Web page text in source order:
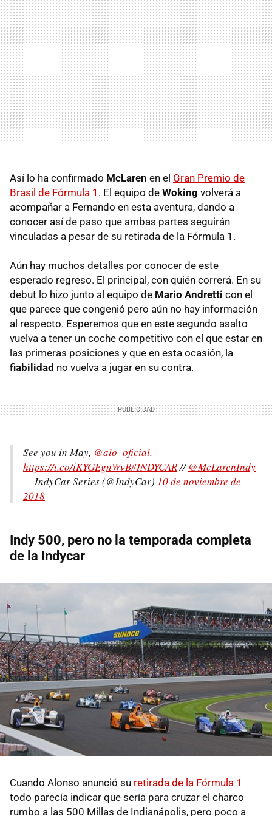
Así lo ha confirmado McLaren en el Gran Premio de
Brasil de Fórmula 1 . El equipo de Woking volverá a
acompañar a Fernando en esta aventura, dando a
conocer así de paso que ambas partes seguirán
vinculadas a pesar de su retirada de la Fórmula 1.
Aún hay muchos detalles por conocer de este
esperado regreso. El principal, con quién correrá. En su
debut lo hizo junto al equipo de Mario Andretti con el
que parece que congenió pero aún no hay información
al respecto. Esperemos que en este segundo asalto
vuelva a tener un coche competitivo con el que estar en
las primeras posiciones y que en esta ocasión, la
fiabilidad no vuelva a jugar en su contra.
See you in May, @alo_oficial.
https://t.co/iKYGEgnWvB#INDYCAR//@McLarenIndy
— IndyCar Series (@IndyCar) 10 de noviembre de
2018
Indy 500, pero no la temporada completa
de la Indycar
Cuando Alonso anunció su retirada de la Fórmula 1
todo parecía indicar que sería para cruzar el charco
rumbo a las 500 Millas de Indianápolis, pero poco a